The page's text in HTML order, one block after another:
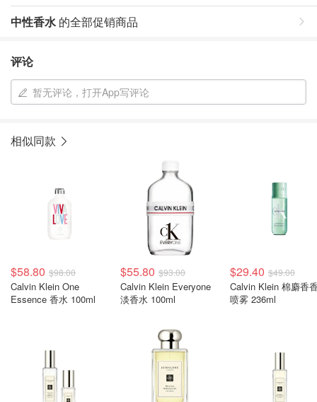
中性香水 的全部促销商品
评论
暂无评论，打开App写评论
相似同款
$58.80 $98.00
Calvin Klein One
Essence 香水 100ml
$55.80 $93.00
Calvin Klein Everyone
淡香水 100ml
$29.40 $49.00
Calvin Klein 棉麝香香氛
喷雾 236ml